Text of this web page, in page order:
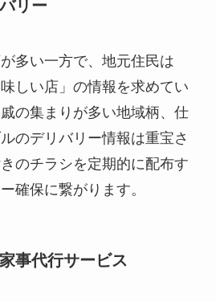
リー
多い一方で、地元住民は
しい店」の情報を求めてい
の集まりが多い地域柄、仕
のデリバリー情報は重宝さ
のチラシを定期的に配布す
確保に繋がります。
事代行サービス